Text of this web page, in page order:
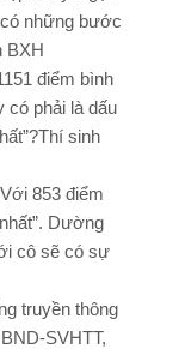
những bước
BXH
điểm bình
có phải là dấu
sinh
853 điểm
Dường
cô sẽ có sự
truyền thông
SVHTT,